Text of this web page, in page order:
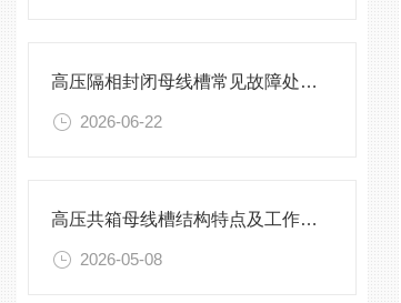
高压隔相封闭母线槽常见故障处理方案
2026-06-22
高压共箱母线槽结构特点及工作原理
2026-05-08